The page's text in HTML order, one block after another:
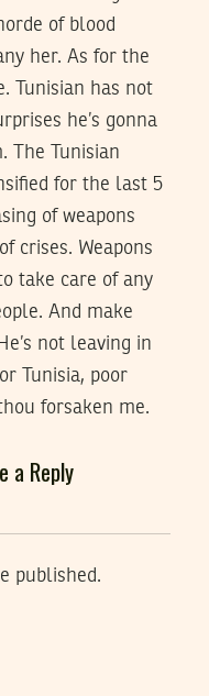
of blood
her. As for the
Tunisian has not
he’s gonna
The Tunisian
for the last 5
of weapons
crises. Weapons
take care of any
And make
not leaving in
Tunisia, poor
forsaken me.
a Reply
published.